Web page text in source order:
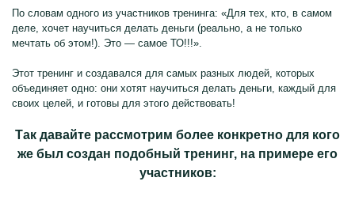
По словам одного из участников тренинга: «Для тех, кто, в самом
деле, хочет научиться делать деньги (реально, а не только
мечтать об этом!). Это — самое ТО!!!».
Этот тренинг и создавался для самых разных людей, которых
объединяет одно: они хотят научиться делать деньги, каждый для
своих целей, и готовы для этого действовать!
Так давайте рассмотрим более конкретно для кого
же был создан подобный тренинг, на примере его
участников: